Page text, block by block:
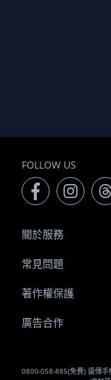
FOLLOW US
0800-058-885(免費) 遠傳
關於服務
常見問題
著作權保護
廣告合作